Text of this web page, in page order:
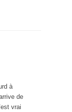
à
de
vrai